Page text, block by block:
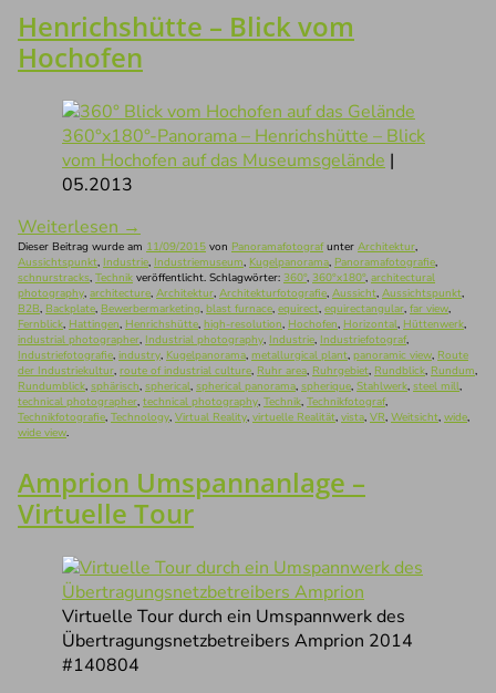
Henrichshütte – Blick vom
Hochofen
360°x180°-Panorama – Henrichshütte – Blick
vom Hochofen auf das Museumsgelände |
05.2013
Weiterlesen →
Dieser Beitrag wurde am 11/09/2015 von Panoramafotografunter Architektur,
Aussichtspunkt, Industrie, Industriemuseum, Kugelpanorama, Panoramafotografie,
schnurstracks, Technik veröffentlicht. Schlagwörter: 360°, 360°x180°, architectural
photography, architecture, Architektur, Architekturfotografie, Aussicht, Aussichtspunkt,
B2B, Backplate, Bewerbermarketing, blast furnace, equirect, equirectangular, far view,
Fernblick, Hattingen, Henrichshütte, high-resolution, Hochofen, Horizontal, Hüttenwerk,
industrial photographer, Industrial photography, Industrie, Industriefotograf,
Industriefotografie, industry, Kugelpanorama, metallurgical plant, panoramic view, Route
der Industriekultur, route of industrial culture, Ruhr area, Ruhrgebiet, Rundblick, Rundum,
Rundumblick, sphärisch, spherical, spherical panorama, spherique, Stahlwerk, steel mill,
technical photographer, technical photography, Technik, Technikfotograf,
Technikfotografie, Technology, Virtual Reality, virtuelle Realität, vista, VR, Weitsicht, wide,
wide view.
Amprion Umspannanlage –
Virtuelle Tour
Virtuelle Tour durch ein Umspannwerk des
Übertragungsnetzbetreibers Amprion 2014
#140804